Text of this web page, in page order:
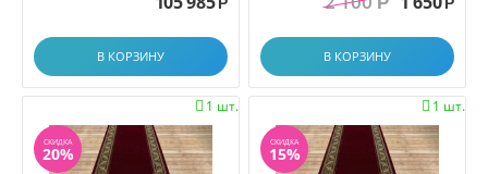
В КОРЗИНУ В КОРЗИНУ
1 шт.

СКИДКА
20%
1 шт.

СКИДКА
15%